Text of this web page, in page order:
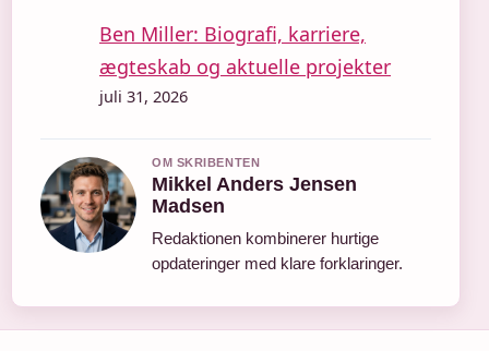
Ben Miller: Biografi, karriere,
ægteskab og aktuelle projekter
juli 31, 2026
OM SKRIBENTEN
Mikkel Anders Jensen
Madsen
Redaktionen kombinerer hurtige
opdateringer med klare forklaringer.